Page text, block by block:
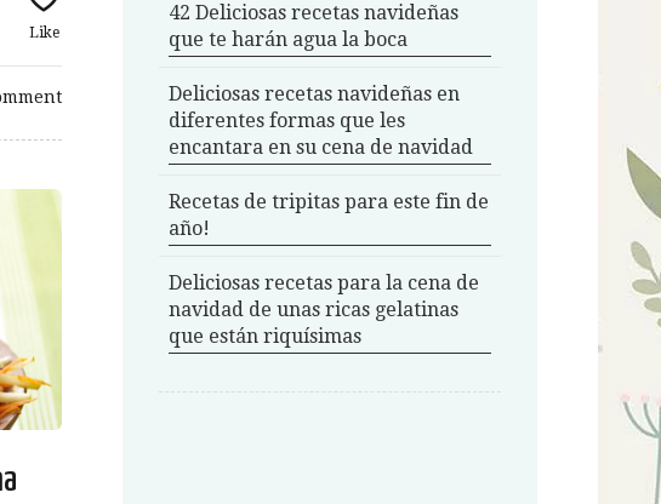
Like
42 Deliciosas recetas navideñas
que te harán agua la boca
Deliciosas recetas navideñas en
diferentes formas que les
encantara en su cena de navidad
Recetas de tripitas para este fin de
año!
Deliciosas recetas para la cena de
navidad de unas ricas gelatinas
que están riquísimas